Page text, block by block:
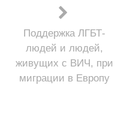
Поддержка ЛГБТ-
людей и людей,
живущих с ВИЧ, при
миграции в Европу